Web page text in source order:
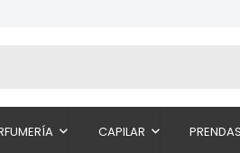
CAPILAR PRENDAS